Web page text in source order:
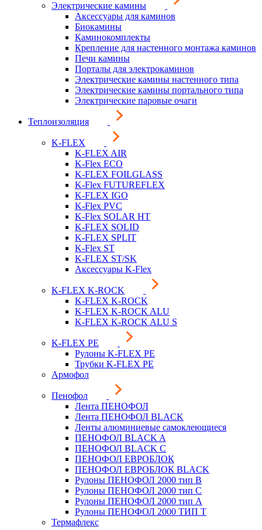
Электрические камины
Аксессуары для каминов
Биокамины
Каминокомплекты
Крепление для настенного монтажа каминов
Печи камины
Порталы для электрокаминов
Электрические камины настенного типа
Электрические камины портального типа
Электрические паровые очаги
Теплоизоляция
K-FLEX
K-FLEX AIR
K-Flex ECO
K-FLEX FOILGLASS
K-Flex FUTUREFLEX
K-FLEX IGO
K-Flex PVC
K-Flex SOLAR HT
K-FLEX SOLID
K-FLEX SPLIT
K-Flex ST
K-FLEX ST/SK
Аксессуары K-Flex
K-FLEX K-ROCK
K-FLEX K-ROCK
K-FLEX K-ROCK ALU
K-FLEX K-ROCK ALU S
K-FLEX PE
Рулоны K-FLEX PE
Трубки K-FLEX PE
Армофол
Пенофол
Лента ПЕНОФОЛ
Лента ПЕНОФОЛ BLACK
Ленты алюминиевые самоклеющиеся
ПЕНОФОЛ BLACK A
ПЕНОФОЛ BLACK С
ПЕНОФОЛ ЕВРОБЛОК
ПЕНОФОЛ ЕВРОБЛОК BLACK
Рулоны ПЕНОФОЛ 2000 тип B
Рулоны ПЕНОФОЛ 2000 тип C
Рулоны ПЕНОФОЛ 2000 тип А
Рулоны ПЕНОФОЛ 2000 ТИП Т
Термафлекс